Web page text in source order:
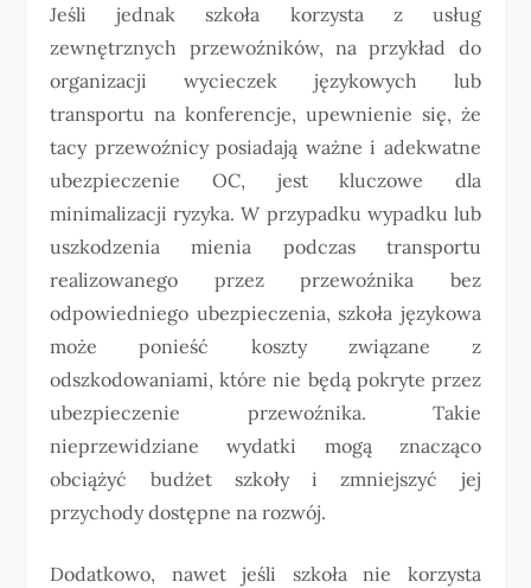
Jeśli jednak szkoła korzysta z usług
zewnętrznych przewoźników, na przykład do
organizacji wycieczek językowych lub
transportu na konferencje, upewnienie się, że
tacy przewoźnicy posiadają ważne i adekwatne
ubezpieczenie OC, jest kluczowe dla
minimalizacji ryzyka. W przypadku wypadku lub
uszkodzenia mienia podczas transportu
realizowanego przez przewoźnika bez
odpowiedniego ubezpieczenia, szkoła językowa
może ponieść koszty związane z
odszkodowaniami, które nie będą pokryte przez
ubezpieczenie przewoźnika. Takie
nieprzewidziane wydatki mogą znacząco
obciążyć budżet szkoły i zmniejszyć jej
przychody dostępne na rozwój.
Dodatkowo, nawet jeśli szkoła nie korzysta